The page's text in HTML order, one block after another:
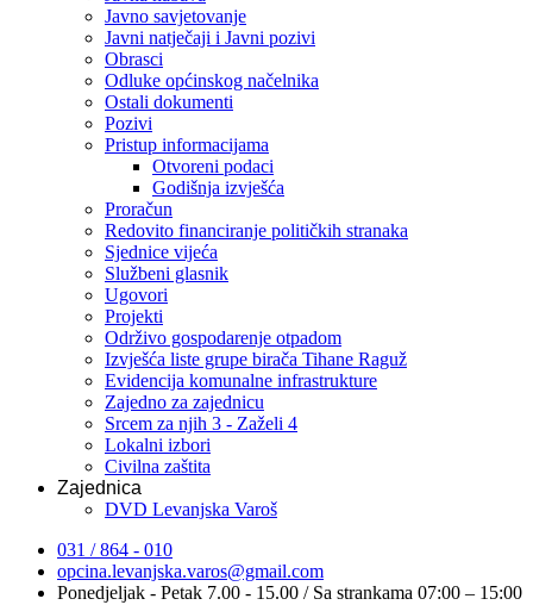
Javno savjetovanje
Javni natječaji i Javni pozivi
Obrasci
Odluke općinskog načelnika
Ostali dokumenti
Pozivi
Pristup informacijama
Otvoreni podaci
Godišnja izvješća
Proračun
Redovito financiranje političkih stranaka
Sjednice vijeća
Službeni glasnik
Ugovori
Projekti
Održivo gospodarenje otpadom
Izvješća liste grupe birača Tihane Raguž
Evidencija komunalne infrastrukture
Zajedno za zajednicu
Srcem za njih 3 - Zaželi 4
Lokalni izbori
Civilna zaštita
Zajednica
DVD Levanjska Varoš
031 / 864 - 010
opcina.levanjska.varos@gmail.com
Ponedjeljak - Petak 7.00 - 15.00 / Sa strankama 07:00 – 15:00